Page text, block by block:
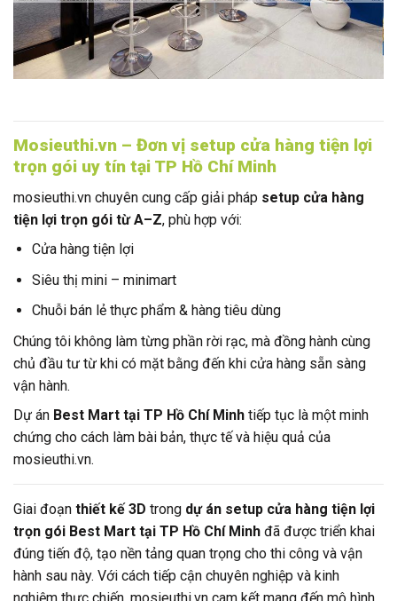
Mosieuthi.vn – Đơn vị setup cửa hàng tiện lợi
trọn gói uy tín tại TP Hồ Chí Minh
mosieuthi.vn chuyên cung cấp giải pháp setup cửa hàng
tiện lợi trọn gói từ A–Z, phù hợp với:
Cửa hàng tiện lợi
Siêu thị mini – minimart
Chuỗi bán lẻ thực phẩm & hàng tiêu dùng
Chúng tôi không làm từng phần rời rạc, mà đồng hành cùng
chủ đầu tư từ khi có mặt bằng đến khi cửa hàng sẵn sàng
vận hành.
Dự án Best Mart tại TP Hồ Chí Minh tiếp tục là một minh
chứng cho cách làm bài bản, thực tế và hiệu quả của
mosieuthi.vn.
Giai đoạn thiết kế 3D trong dự án setup cửa hàng tiện lợi
trọn gói Best Mart tại TP Hồ Chí Minh đã được triển khai
đúng tiến độ, tạo nền tảng quan trọng cho thi công và vận
hành sau này. Với cách tiếp cận chuyên nghiệp và kinh